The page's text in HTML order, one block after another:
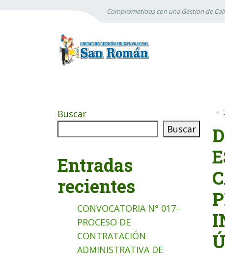
Comprometidos con una Gestion de
Buscar
Buscar
Entradas
recientes
CONVOCATORIA N° 017–
PROCESO DE
CONTRATACIÓN
ADMINISTRATIVA DE